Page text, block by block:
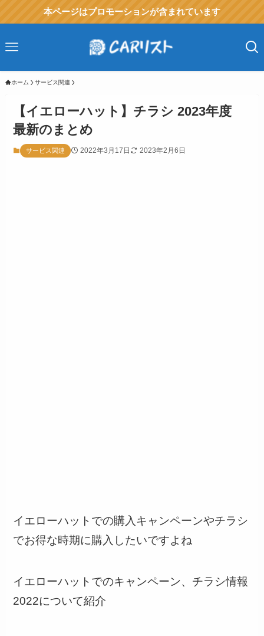
本ページはプロモーションが含まれています
ホーム サービス関連
【イエローハット】チラシ 2023年度
最新のまとめ
サービス関連 2022年3月17日 2023年2月6日
イエローハットでの購入キャンペーンやチラシ
でお得な時期に購入したいですよね
イエローハットでのキャンペーン、チラシ情報
2022について紹介